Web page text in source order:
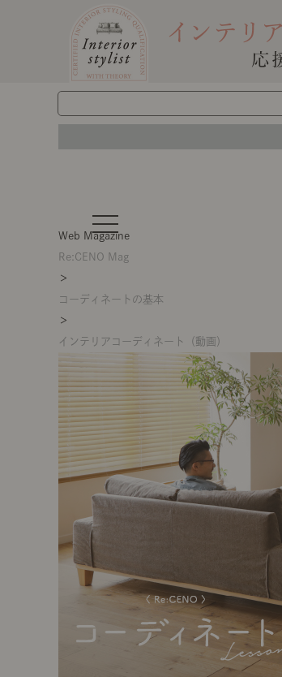
t
o
g
n
a
g
t
i
o
n
Web Magazine
Re:CENO Mag
＞
コーディネートの基本
＞
インテリアコーディネート（動画）